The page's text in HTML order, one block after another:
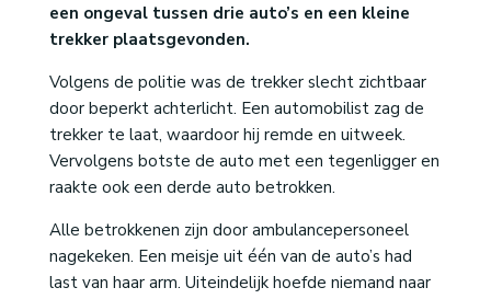
een ongeval tussen drie auto’s en een kleine
trekker plaatsgevonden.
Volgens de politie was de trekker slecht zichtbaar
door beperkt achterlicht. Een automobilist zag de
trekker te laat, waardoor hij remde en uitweek.
Vervolgens botste de auto met een tegenligger en
raakte ook een derde auto betrokken.
Alle betrokkenen zijn door ambulancepersoneel
nagekeken. Een meisje uit één van de auto’s had
last van haar arm. Uiteindelijk hoefde niemand naar